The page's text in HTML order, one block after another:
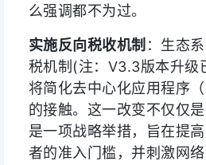
么强调都不为过。
实施反向税收机制 ：生态
税机制(注：V3.3版本升级
将简化去中心化应用程序
的接触。这一改变不仅仅
是一项战略举措，旨在提
者的准入门槛，并刺激网